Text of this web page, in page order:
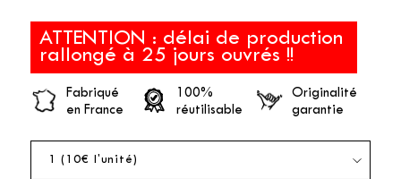
ATTENTION : délai de production
rallongé à 25 jours ouvrés !!
Fabriqué
en France
100%
réutilisable
Originalité
garantie